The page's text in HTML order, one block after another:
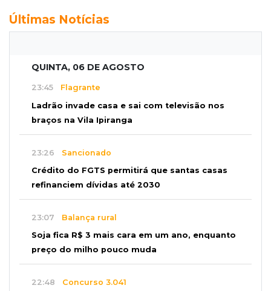
Últimas Notícias
QUINTA, 06 DE AGOSTO
23:45 Flagrante
Ladrão invade casa e sai com televisão nos
braços na Vila Ipiranga
23:26 Sancionado
Crédito do FGTS permitirá que santas casas
refinanciem dívidas até 2030
23:07 Balança rural
Soja fica R$ 3 mais cara em um ano, enquanto
preço do milho pouco muda
22:48 Concurso 3.041